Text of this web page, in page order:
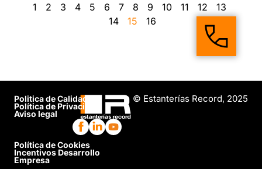
1 2 3 4 5 6 7 8 9 10 11 12
13
14
15 16
Politica de Calidad
Política de Privacidad
Aviso legal
Política de Cookies
Incentivos Desarrollo
Empresa
© Estanterías Record, 2025